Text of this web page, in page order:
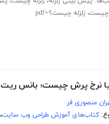
چیست، زلزله چیست؟+pdf
منصوری فر
کتاب‌های آموزش طراحی وب سایت،